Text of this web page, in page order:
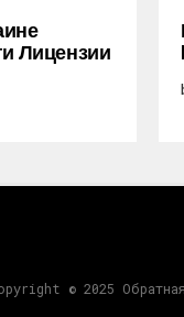
Лицензии
© 2025